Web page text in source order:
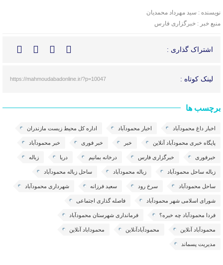
نویسنده : سید مهرداد محمدیان
منبع خبر : خبرگزاری فارس
اشتراک گذاری :
لینک کوتاه : https://mahmoudabadonline.ir/?p=10047
برچسب ها
اخبار داغ محمودآباد اخبار محمودآباد اداره کل محیط زیست مازندران
پایگاه خبری محمودآباد آنلاین خبر خبر فوری خبر محمودآباد
خبرفوری خبرگزاری فارس درخانه بمانیم دریا زباله
زباله ساحل محمودآباد زباله محمودآباد ساحل زباله محمودآباد
ساحل محمودآباد سرخ رود سعید فرزانه شهرداری محمودآباد
شورای اسلامی شهر محمودآباد فاصله گذاری اجتماعی
فردا محمودآباد چه خبره؟ فرمانداری شهرستان محمودآباد
محمودآباد آنلاین محمودآبادآنلاین محموداباد آنلاین
مدیریت پسماند